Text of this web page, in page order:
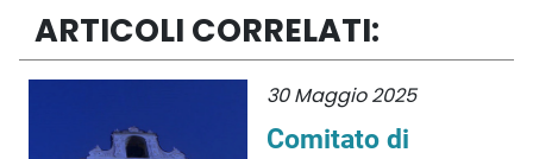
ARTICOLI CORRELATI:
30 Maggio 2025
Comitato di